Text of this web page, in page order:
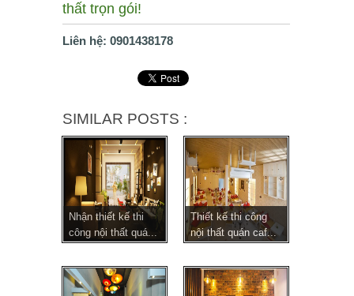
thất trọn gói!
Liên hệ: 0901438178
SIMILAR POSTS :
Nhận thiết kế thi
công nội thất quá...
Thiết kế thi công
nội thất quán caf...